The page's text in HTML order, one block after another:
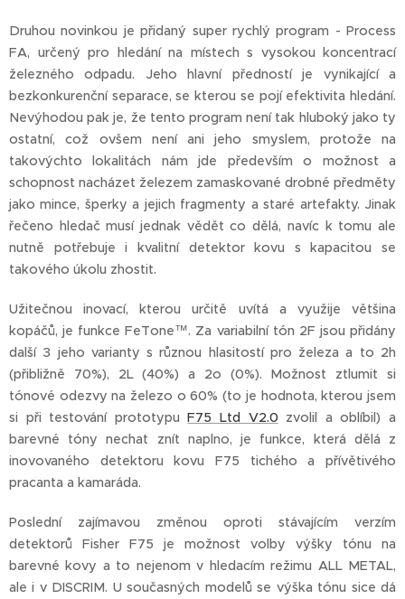
Druhou novinkou je přidaný super rychlý program - Process
FA, určený pro hledání na místech s vysokou koncentrací
železného odpadu. Jeho hlavní předností je vynikající a
bezkonkurenční separace, se kterou se pojí efektivita hledání.
Nevýhodou pak je, že tento program není tak hluboký jako ty
ostatní, což ovšem není ani jeho smyslem, protože na
takovýchto lokalitách nám jde především o možnost a
schopnost nacházet železem zamaskované drobné předměty
jako mince, šperky a jejich fragmenty a staré artefakty. Jinak
řečeno hledač musí jednak vědět co dělá, navíc k tomu ale
nutně potřebuje i kvalitní detektor kovu s kapacitou se
takového úkolu zhostit.
Užitečnou inovací, kterou určitě uvítá a využije většina
kopáčů, je funkce FeTone™. Za variabilní tón 2F jsou přidány
další 3 jeho varianty s různou hlasitostí pro železa a to 2h
(přibližně 70%), 2L (40%) a 2o (0%). Možnost ztlumit si
tónové odezvy na železo o 60% (to je hodnota, kterou jsem
si při testování prototypuF75 Ltd V2.0 zvolil a oblíbil) a
barevné tóny nechat znít naplno, je funkce, která dělá z
inovovaného detektoru kovu F75 tichého a přívětivého
pracanta a kamaráda.
Poslední zajímavou změnou oproti stávajícím verzím
detektorů Fisher F75 je možnost volby výšky tónu na
barevné kovy a to nejenom v hledacím režimu ALL METAL,
ale i v DISCRIM. U současných modelů se výška tónu sice dá